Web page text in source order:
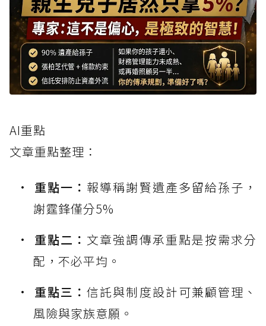
AI重點
文章重點整理：
重點一： 報導稱謝賢遺產多留給孫子，
謝霆鋒僅分5%
重點二： 文章強調傳承重點是按需求分
配，不必平均。
重點三：信託與制度設計可兼顧管理、
風險與家族意願。